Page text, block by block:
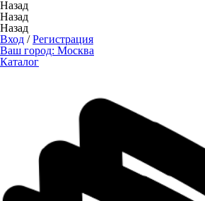
Назад
Назад
Назад
Вход /Регистрация
Ваш город: Москва
Каталог